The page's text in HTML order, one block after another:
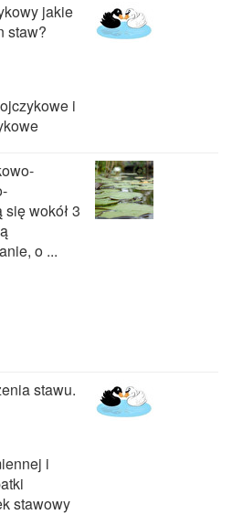
jakie
staw?
i
wokół 3
o ...
stawu.
i
stawowy